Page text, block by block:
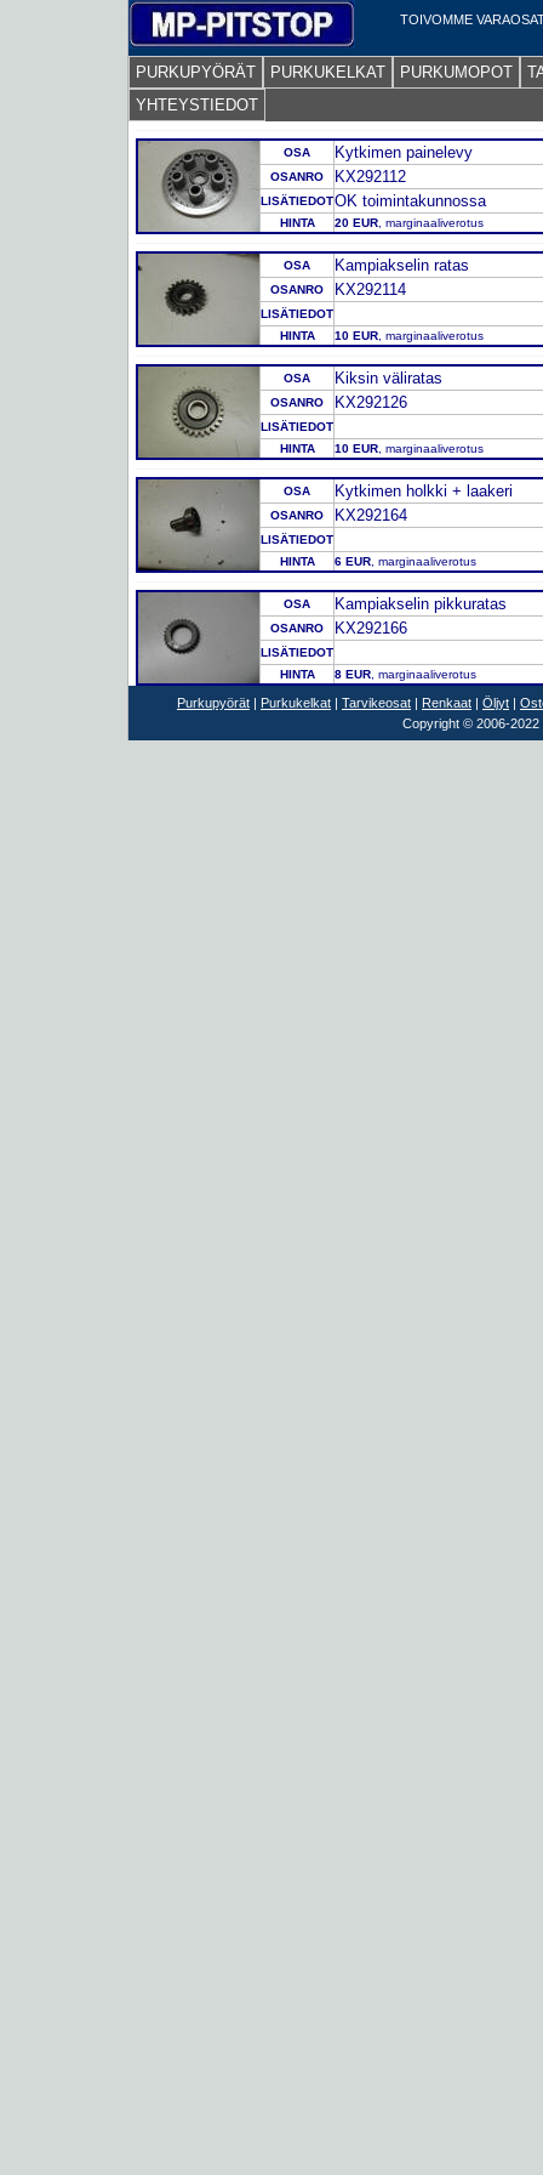
TOIVOMME
PURKUPYÖRÄT PURKUKELKAT PURKUMOPOT
YHTEYSTIEDOT
OSA Kytkimen painelevy
OSANRO KX292112
LISÄTIEDOTOK toimintakunnossa
HINTA 20 EUR , marginaaliverotus
OSA Kampiakselin ratas
OSANRO KX292114
LISÄTIEDOT
HINTA
10 EUR , marginaaliverotus
OSA Kiksin väliratas
OSANRO KX292126
LISÄTIEDOT
HINTA
10 EUR , marginaaliverotus
OSA Kytkimen holkki + laakeri
OSANRO KX292164
LISÄTIEDOT
HINTA
6 EUR , marginaaliverotus
OSA Kampiakselin pikkuratas
OSANRO KX292166
LISÄTIEDOT
HINTA
8 EUR , marginaaliverotus
Purkupyörät | Purkukelkat | Tarvikeosat | Renkaat | Öljyt |
Copyright © 2006-2022